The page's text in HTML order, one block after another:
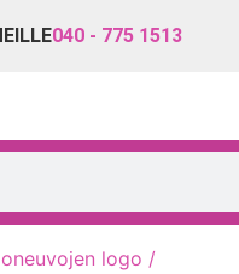
040 - 775 1513
logo /